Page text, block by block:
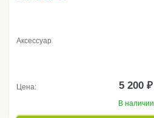
Аксессуар
Цена: 5 200 ₽
В наличии